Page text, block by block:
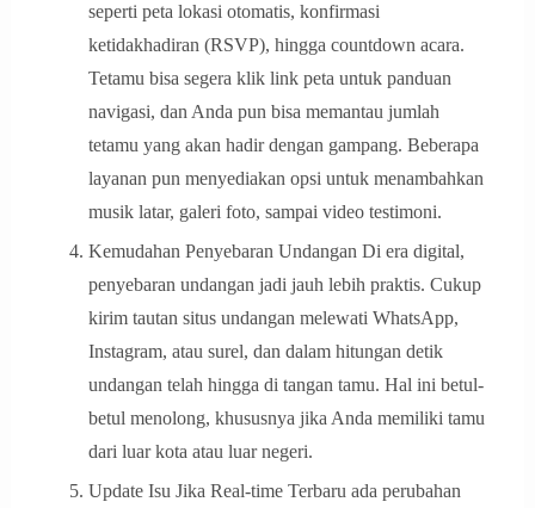
seperti peta lokasi otomatis, konfirmasi
ketidakhadiran (RSVP), hingga countdown acara.
Tetamu bisa segera klik link peta untuk panduan
navigasi, dan Anda pun bisa memantau jumlah
tetamu yang akan hadir dengan gampang. Beberapa
layanan pun menyediakan opsi untuk menambahkan
musik latar, galeri foto, sampai video testimoni.
Kemudahan Penyebaran Undangan Di era digital,
penyebaran undangan jadi jauh lebih praktis. Cukup
kirim tautan situs undangan melewati WhatsApp,
Instagram, atau surel, dan dalam hitungan detik
undangan telah hingga di tangan tamu. Hal ini betul-
betul menolong, khususnya jika Anda memiliki tamu
dari luar kota atau luar negeri.
Update Isu Jika Real-time Terbaru ada perubahan